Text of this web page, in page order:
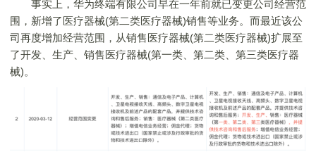
事实上，华为终端有限公司早在一年前就已变更公司经营范
围，新增了医疗器械(第二类医疗器械)销售等业务。而最近该公
司再度增加经营范围，从销售医疗器械(第二类医疗器械)扩展至
了开发、生产、销售医疗器械(第一类、第二类、第三类医疗器
械)。